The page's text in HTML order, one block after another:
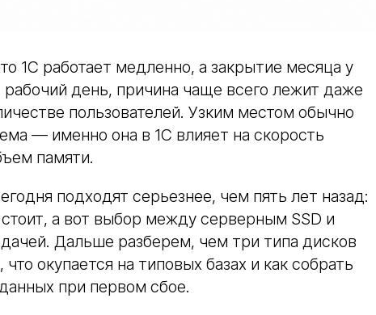
1С работает медленно, а закрытие месяца у
рабочий день, причина чаще всего лежит даже
пользователей. Узким местом обычно
— именно она в 1С влияет на скорость
памяти.
подходят серьезнее, чем пять лет назад:
а вот выбор между серверным SSD и
Дальше разберем, чем три типа дисков
окупается на типовых базах и как собрать
при первом сбое.